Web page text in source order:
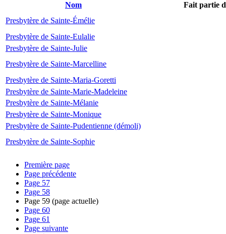
Nom
Fait partie
Presbytère de Sainte-Émélie
Presbytère de Sainte-Eulalie
Presbytère de Sainte-Julie
Presbytère de Sainte-Marcelline
Presbytère de Sainte-Maria-Goretti
Presbytère de Sainte-Marie-Madeleine
Presbytère de Sainte-Mélanie
Presbytère de Sainte-Monique
Presbytère de Sainte-Pudentienne (démoli)
Presbytère de Sainte-Sophie
Première page
Page précédente
Page 57
Page 58
Page 59 (page actuelle)
Page 60
Page 61
Page suivante